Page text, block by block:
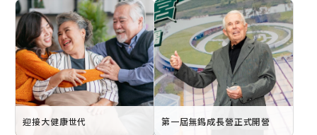
迎接大健康世代 第一屆無錫成長營正式開營